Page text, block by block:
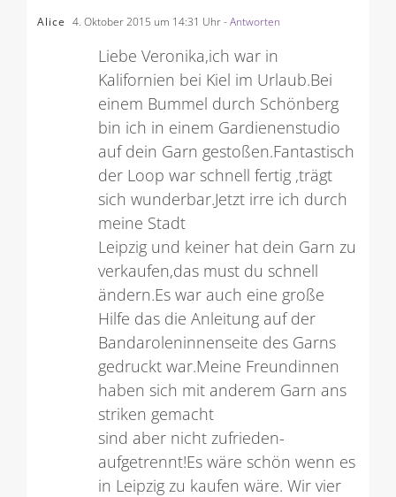
Alice 4. Oktober 2015 um 14:31 Uhr- Antworten
Liebe Veronika,ich war in
Kalifornien bei Kiel im Urlaub.Bei
einem Bummel durch Schönberg
bin ich in einem Gardienenstudio
auf dein Garn gestoßen.Fantastisch
der Loop war schnell fertig ,trägt
sich wunderbar.Jetzt irre ich durch
meine Stadt
Leipzig und keiner hat dein Garn zu
verkaufen,das must du schnell
ändern.Es war auch eine große
Hilfe das die Anleitung auf der
Bandaroleninnenseite des Garns
gedruckt war.Meine Freundinnen
haben sich mit anderem Garn ans
striken gemacht
sind aber nicht zufrieden-
aufgetrennt!Es wäre schön wenn es
in Leipzig zu kaufen wäre. Wir vier